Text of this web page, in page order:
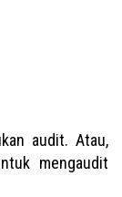
audit. Atau,
mengaudit